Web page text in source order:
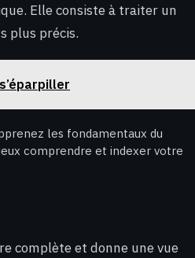
Elle consiste à traiter un
plus précis.
les fondamentaux du
comprendre et indexer votre
complète et donne une vue